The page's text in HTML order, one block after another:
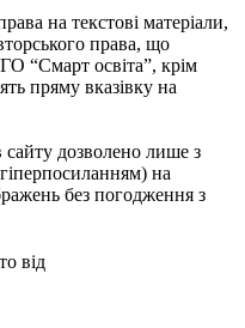
на текстові матеріали,
права, що
“Смарт освіта”, крім
пряму вказівку на
сайту дозволено лише з
на
без погодження з
від